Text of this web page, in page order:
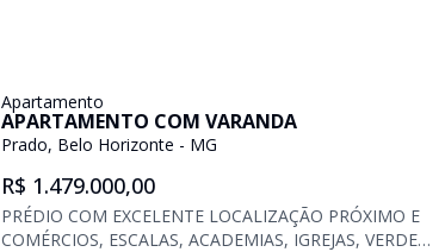
Apartamento
APARTAMENTO COM VARANDA
Prado, Belo Horizonte - MG
R$ 1.479.000,00
PRÉDIO COM EXCELENTE LOCALIZAÇÃO PRÓXIMO E
COMÉRCIOS, ESCALAS, ACADEMIAS, IGREJAS, VERDE